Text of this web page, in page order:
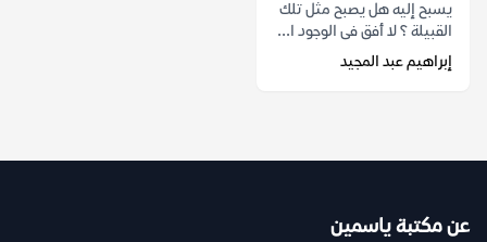
يسبح إليه هل يصبح مثل تلك
القبيلة ؟ لا أفق فى الوجود ا...
إبراهيم عبد المجيد
عن مكتبة ياسمين